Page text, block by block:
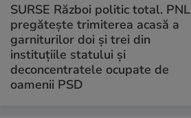
SURSE Război politic total. PNL
pregătește trimiterea acasă a
garniturilor doi și trei din
instituțiile statului și
deconcentratele ocupate de
oamenii PSD